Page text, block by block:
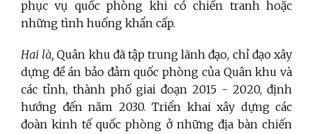
phục vụ quốc phòng khi có chiến tranh hoặc
những tình huống khẩn cấp.
Hai là, Quân khu đã tập trung lãnh đạo, chỉ đạo xây
dựng đề án bảo đảm quốc phòng của Quân khu và
các tỉnh, thành phố giai đoạn 2015 - 2020, định
hướng đến năm 2030. Triển khai xây dựng các
đoàn kinh tế quốc phòng ở những địa bàn chiến